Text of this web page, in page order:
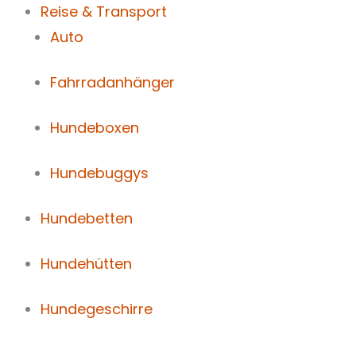
Reise & Transport
Auto
Fahrradanhänger
Hundeboxen
Hundebuggys
Hundebetten
Hundehütten
Hundegeschirre